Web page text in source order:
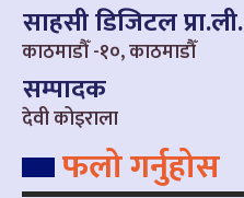
साहसी डिजिटल प्रा.ली.
काठमाडौँ -१०, काठमाडौँ
सम्पादक
देवी कोइराला
फलो गर्नुहोस